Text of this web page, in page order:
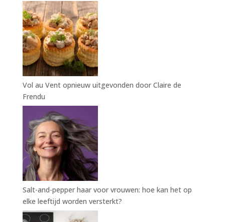
Vol au Vent opnieuw uitgevonden door Claire de
Frendu
Salt-and-pepper haar voor vrouwen: hoe kan het op
elke leeftijd worden versterkt?